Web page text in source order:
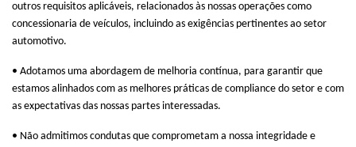
outros requisitos aplicáveis, relacionados às nossas operações como
concessionaria de veículos, incluindo as exigências pertinentes ao setor
automotivo.
• Adotamos uma abordagem de melhoria contínua, para garantir que
estamos alinhados com as melhores práticas de compliance do setor e com
as expectativas das nossas partes interessadas.
• Não admitimos condutas que comprometam a nossa integridade e